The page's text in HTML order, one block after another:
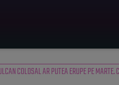
COLOSAL AR PUTEA ERUPE PE MARTE.